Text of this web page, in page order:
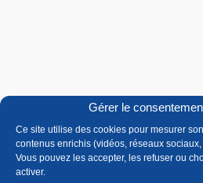
Gérer le
Ce site utilise des cookies pour mesurer
contenus enrichis (vidéos, réseaux sociaux,
Vous pouvez les accepter, les refuser ou
activer.